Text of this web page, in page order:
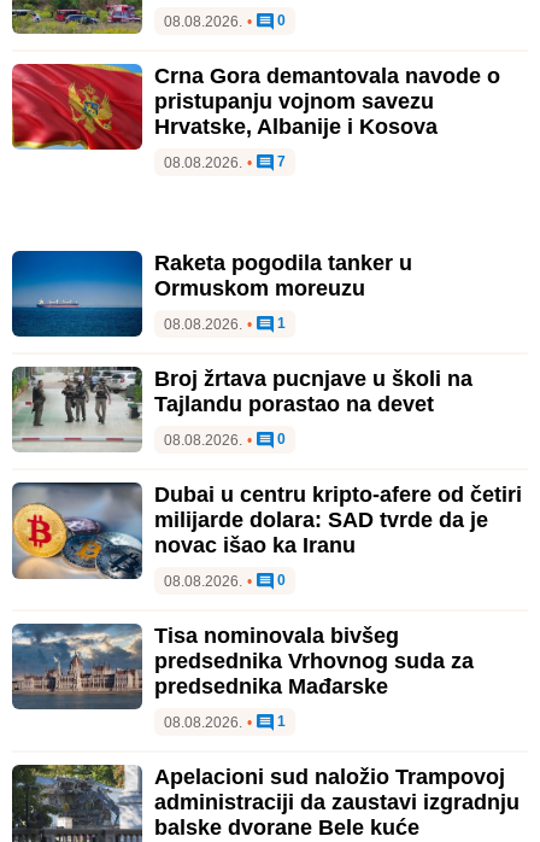
08.08.2026. • 0
Crna Gora demantovala navode o
pristupanju vojnom savezu
Hrvatske, Albanije i Kosova
08.08.2026. • 7
Raketa pogodila tanker u
Ormuskom moreuzu
08.08.2026. • 1
Broj žrtava pucnjave u školi na
Tajlandu porastao na devet
08.08.2026. • 0
Dubai u centru kripto-afere od četiri
milijarde dolara: SAD tvrde da je
novac išao ka Iranu
08.08.2026. • 0
Tisa nominovala bivšeg
predsednika Vrhovnog suda za
predsednika Mađarske
08.08.2026. • 1
Apelacioni sud naložio Trampovoj
administraciji da zaustavi izgradnju
balske dvorane Bele kuće